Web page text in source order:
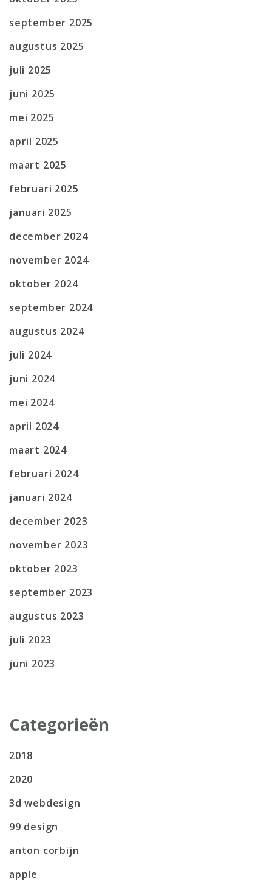
september 2025
augustus 2025
juli 2025
juni 2025
mei 2025
april 2025
maart 2025
februari 2025
januari 2025
december 2024
november 2024
oktober 2024
september 2024
augustus 2024
juli 2024
juni 2024
mei 2024
april 2024
maart 2024
februari 2024
januari 2024
december 2023
november 2023
oktober 2023
september 2023
augustus 2023
juli 2023
juni 2023
Categorieën
2018
2020
3d webdesign
99 design
anton corbijn
apple